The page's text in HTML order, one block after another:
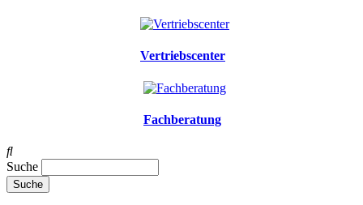
Vertriebscenter
Fachberatung
Suche